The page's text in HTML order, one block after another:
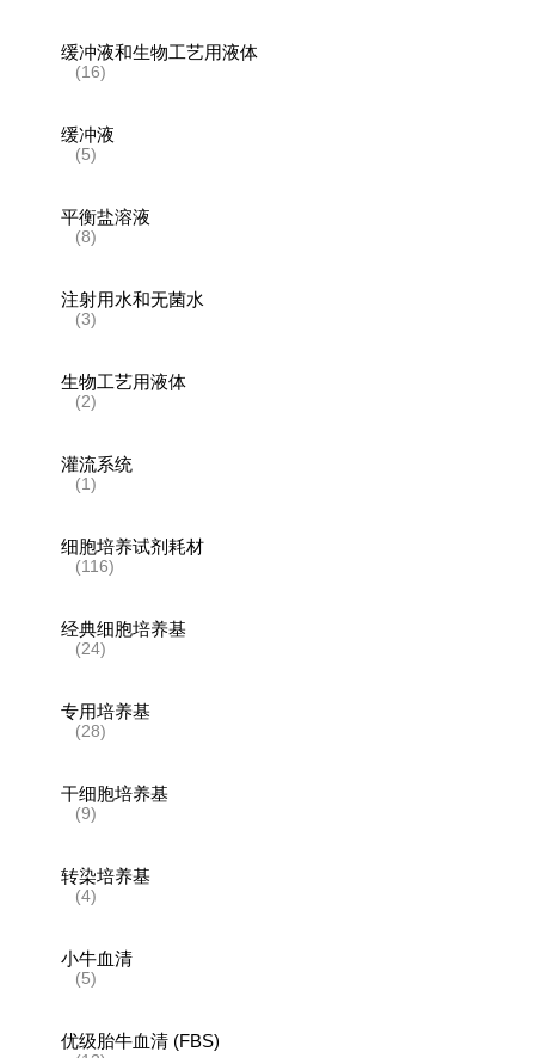
缓冲液和生物工艺用液体
(16)
缓冲液
(5)
平衡盐溶液
(8)
注射用水和无菌水
(3)
生物工艺用液体
(2)
灌流系统
(1)
细胞培养试剂耗材
(116)
经典细胞培养基
(24)
专用培养基
(28)
干细胞培养基
(9)
转染培养基
(4)
小牛血清
(5)
优级胎牛血清 (FBS)